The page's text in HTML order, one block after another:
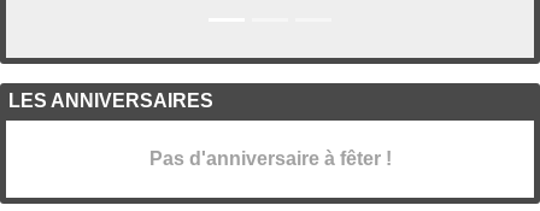
LES ANNIVERSAIRES
Pas d'anniversaire à fêter !